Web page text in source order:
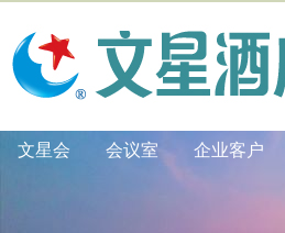
文星会 会议室 企业客户